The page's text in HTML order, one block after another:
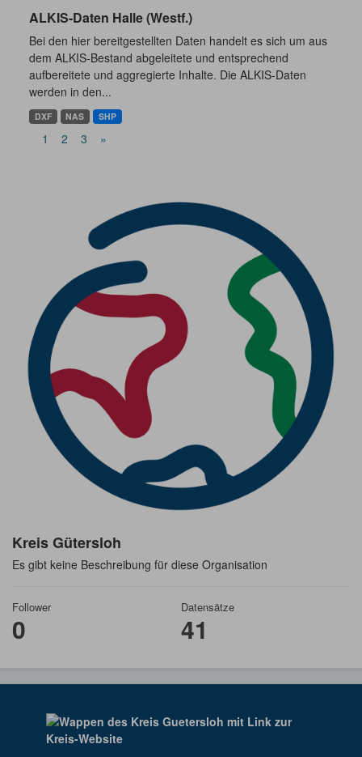
Kreis Gütersloh
Es gibt keine Beschreibung für diese Organisation
Follower
0
Datensätze
41
ALKIS-Daten Halle (Westf.)
Bei den hier bereitgestellten Daten handelt es sich um aus
dem ALKIS-Bestand abgeleitete und entsprechend
aufbereitete und aggregierte Inhalte. Die ALKIS-Daten
werden in den...
DXF NAS SHP
1 2 3 »